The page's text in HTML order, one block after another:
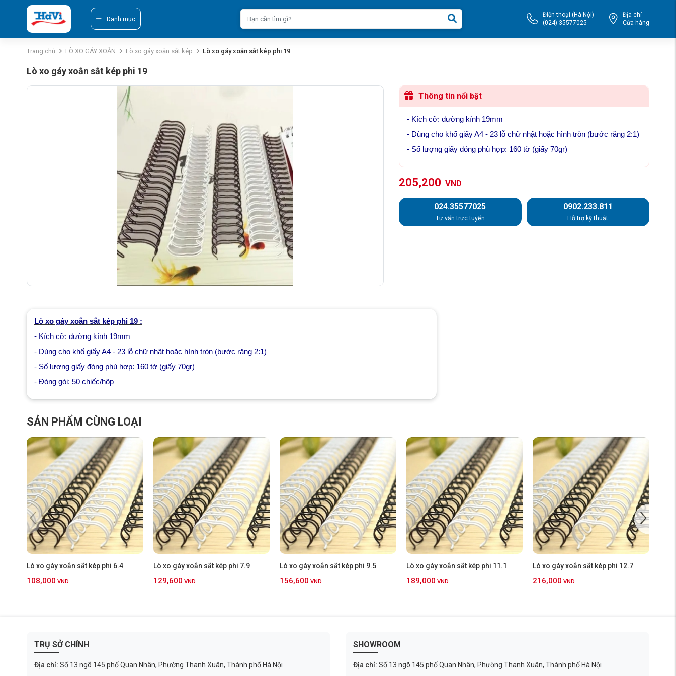
Danh mục
Điện thoại (Hà Nội)
(024) 35577025
Địa chỉ
Cửa hàng
Trang chủ LÒ XO GÁY XOẮN Lò xo gáy xoắn sắt kép Lò xo gáy xoắn sắt kép phi 19
Lò xo gáy xoắn sắt kép phi 19
Thông tin nổi bật
- Kích cỡ: đường kính 19mm
- Dùng cho khổ giấy A4 - 23 lỗ chữ nhật hoặc hình tròn (bước răng 2:1)
- Số lượng giấy đóng phù hợp: 160 tờ (giấy 70gr)
205,200 VND
024.35577025
Tư vấn trực tuyến
0902.233.811
Hỗ trợ kỹ thuật
Lò xo gáy xoắn sắt kép phi 19 :
- Kích cỡ: đường kính 19mm
- Dùng cho khổ giấy A4 - 23 lỗ chữ nhật hoặc hình tròn (bước răng 2:1)
- Số lượng giấy đóng phù hợp: 160 tờ (giấy 70gr)
- Đóng gói: 50 chiếc/hộp
SẢN PHẨM CÙNG LOẠI
Lò xo gáy xoắn sắt kép phi 6.4
108,000 VND
Lò xo gáy xoắn sắt kép phi 7.9
129,600 VND
Lò xo gáy xoắn sắt kép phi 9.5
156,600 VND
Lò xo gáy xoắn sắt kép phi 11.1
189,000 VND
Lò xo gáy xoắn sắt kép phi 12.7
216,000 VND
TRỤ SỞ CHÍNH
Địa chỉ: Số 13 ngõ 145 phố Quan Nhân, Phường Thanh Xuân, Thành phố Hà Nội
SHOWROOM
Địa chỉ: Số 13 ngõ 145 phố Quan Nhân, Phường Thanh Xuân, Thành phố Hà Nội